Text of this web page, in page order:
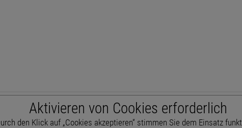
Aktivieren von Cookies erforderlich
den Klick auf „Cookies akzeptieren“ stimmen Sie dem Einsatz